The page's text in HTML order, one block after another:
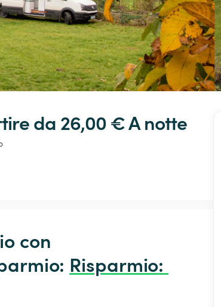
da 26,00 € A notte
con
Risparmio: